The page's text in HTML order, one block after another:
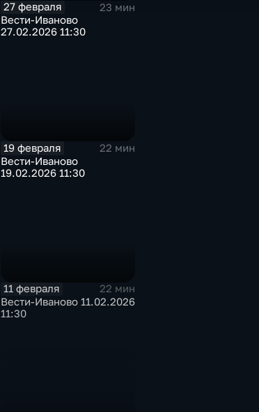
27 февраля
23 мин
Вести-Иваново
27.02.2026 11:30
19 февраля
22 мин
Вести-Иваново
19.02.2026 11:30
11 февраля
22 мин
Вести-Иваново 11.02.2026
11:30